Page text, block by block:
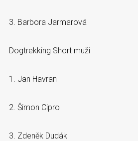
3. Barbora Jarmarová
Dogtrekking Short muži
1. Jan Havran
2. Šimon Cipro
3. Zdeněk Dudák